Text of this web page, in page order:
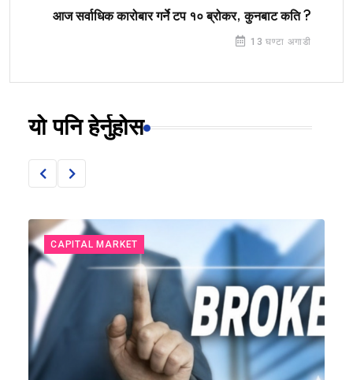
आज सर्वाधिक कारोबार गर्ने टप १० ब्रोकर, कुनबाट कति ?
13 घण्टा अगाडी
यो पनि हेर्नुहोस
CAPITAL MARKET